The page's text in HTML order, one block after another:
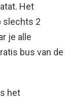
Het
slechts 2
je alle
bus van de
het